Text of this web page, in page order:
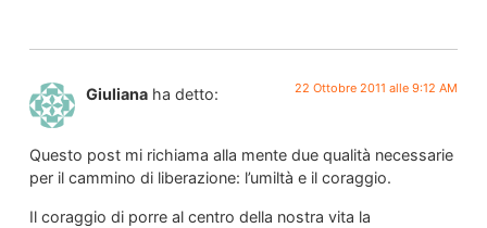
Giuliana ha detto: 22 Ottobre 2011 alle 9:12 AM
Questo post mi richiama alla mente due qualità necessarie
per il cammino di liberazione: l’umiltà e il coraggio.
Il coraggio di porre al centro della nostra vita la